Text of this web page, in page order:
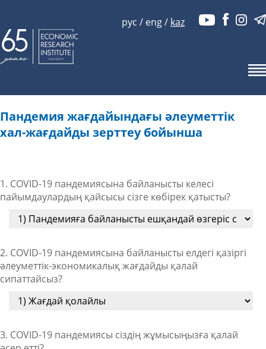
рус / eng/ kaz
Пандемия жағдайындағы әлеуметтік
хал-жағдайды зерттеу бойынша
1. COVID-19 пандемиясына байланысты келесі
пайымдаулардың қайсысы сізге көбірек қатысты?
2. COVID-19 пандемиясына байланысты елдегі қазіргі
әлеуметтік-экономикалық жағдайды қалай
сипаттайсыз?
3. COVID-19 пандемиясы сіздің жұмысыңызға қалай